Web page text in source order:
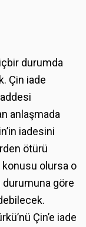
durumda
Çin iade
anlaşmada
iadesini
ötürü
konusu olursa o
göre
Çin’e iade